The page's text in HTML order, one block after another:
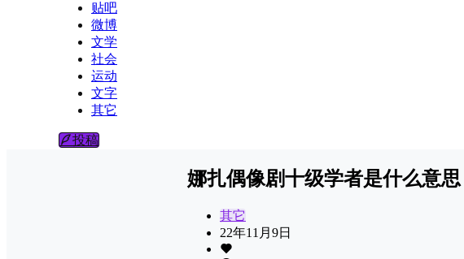
贴吧
微博
文学
社会
运动
文字
其它
投稿
娜扎偶像剧十级学者是什么意思
其它
22年11月9日